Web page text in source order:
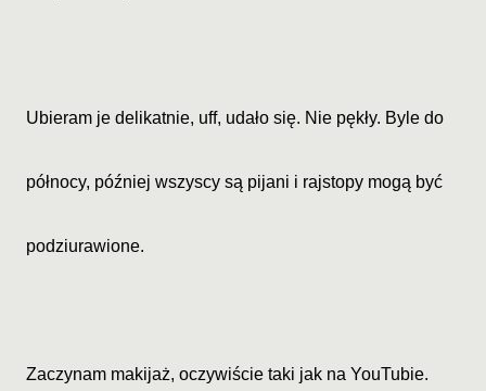
Ubieram je delikatnie, uff, udało się. Nie pękły. Byle do
północy, później wszyscy są pijani i rajstopy mogą być
podziurawione.
Zaczynam makijaż, oczywiście taki jak na YouTubie.